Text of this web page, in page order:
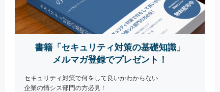
書籍「セキュリティ対策の基礎知識」
メルマガ登録でプレゼント！
セキュリティ対策で何をして良いかわからない
企業の情シス部門の方必見！